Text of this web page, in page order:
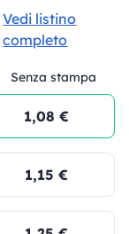
Vedi listino
completo
Senza stampa
1,08 €
1,15 €